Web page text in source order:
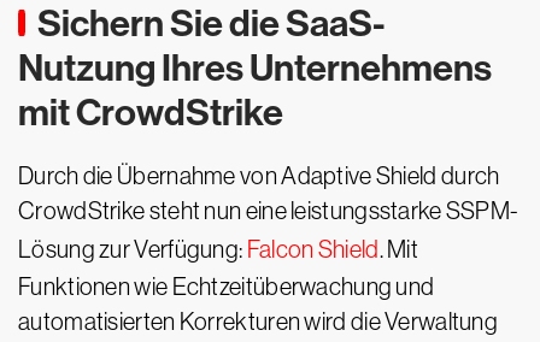
Sichern Sie die SaaS-
Nutzung Ihres Unternehmens
mit CrowdStrike
Durch die Übernahme von Adaptive Shield durch
CrowdStrike steht nun eine leistungsstarke SSPM-
Lösung zur Verfügung: Falcon Shield. Mit
Funktionen wie Echtzeitüberwachung und
automatisierten Korrekturen wird die Verwaltung